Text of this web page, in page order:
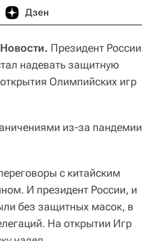
Дзен
Президент России
надевать защитную
Олимпийских игр
из-за пандемии
с китайским
И президент России, и
без защитных масок, в
На открытии Игр